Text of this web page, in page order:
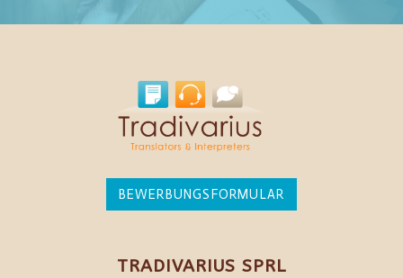
BEWERBUNGSFORMULAR
TRADIVARIUS SPRL